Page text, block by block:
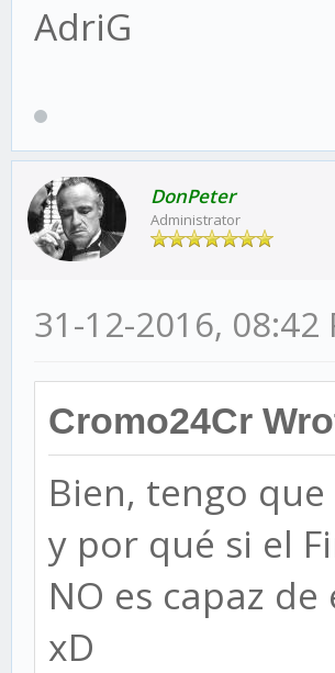
AdriG
DonPeter
Administrator
31-12-2016, 08:42
Cromo24Cr
Bien, tengo
y por qué si el
NO es capaz
xD